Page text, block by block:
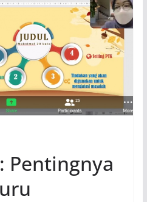
Pentingnya